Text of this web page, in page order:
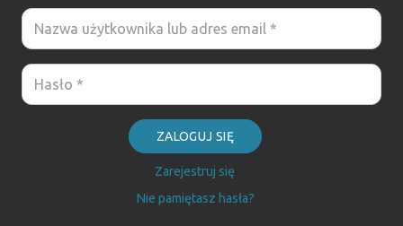
ZALOGUJ SIĘ
Zarejestruj się
Nie pamiętasz hasła?